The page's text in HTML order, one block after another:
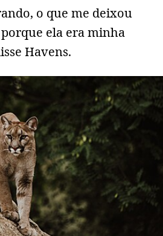
o que me deixou
ela era minha
Havens.